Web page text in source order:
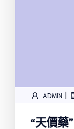
ADMIN |
“天價藥